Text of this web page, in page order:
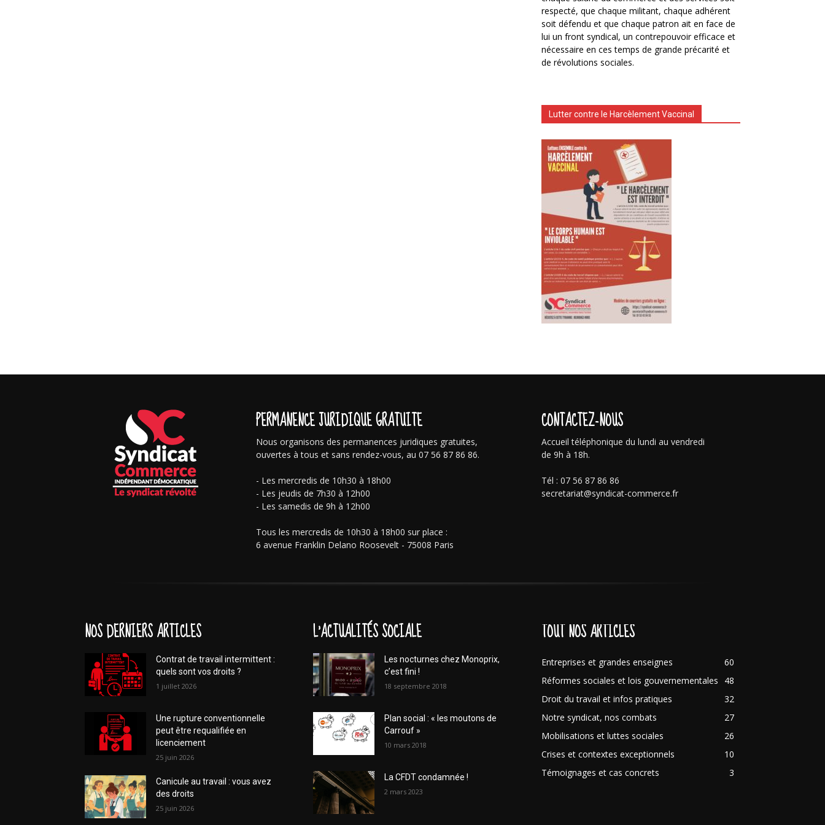
respecté, que chaque militant, chaque adhérent
soit défendu et que chaque patron ait en face de
lui un front syndical, un contrepouvoir efficace et
nécessaire en ces temps de grande précarité et
de révolutions sociales.
Lutter contre le Harcèlement Vaccinal
PERMANENCE JURIDIQUE GRATUITE
Nous organisons des permanences juridiques gratuites,
ouvertes à tous et sans rendez-vous, au 07 56 87 86 86.
- Les mercredis de 10h30 à 18h00
- Les jeudis de 7h30 à 12h00
- Les samedis de 9h à 12h00
Tous les mercredis de 10h30 à 18h00 sur place :
6 avenue Franklin Delano Roosevelt - 75008 Paris
CONTACTEZ-NOUS
Accueil téléphonique du lundi au vendredi
de 9h à 18h.
Tél : 07 56 87 86 86
secretariat@syndicat-commerce.fr
NOS DERNIERS ARTICLES
Contrat de travail intermittent :
quels sont vos droits ?
1 juillet 2026
Une rupture conventionnelle
peut être requalifiée en
licenciement
25 juin 2026
Canicule au travail : vous avez
des droits
25 juin 2026
L'ACTUALITÉS SOCIALE
Les nocturnes chez Monoprix,
c’est fini !
18 septembre 2018
Plan social : « les moutons de
Carrouf »
10 mars 2018
La CFDT condamnée !
2 mars 2023
TOUT NOS ARTICLES
Entreprises et grandes enseignes
60
Réformes sociales et lois gouvernementales
48
Droit du travail et infos pratiques
32
Notre syndicat, nos combats
27
Mobilisations et luttes sociales
26
Crises et contextes exceptionnels
10
Témoignages et cas concrets
3